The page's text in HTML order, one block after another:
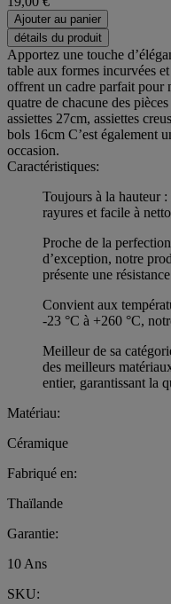
Ajouter au panier
détails du produit
Apportez une touche
table aux formes incurvées
offrent un cadre parfait pour
quatre de chacune des
assiettes 27cm, assiettes
bols 16cm C’est également
occasion.
Caractéristiques:
Toujours à la hauteur :
rayures et facile à
Proche de la
d’exception, notre
présente une
Convient aux
-23 °C à +260 °C,
Meilleur de sa
des meilleurs
entier, garantissant la
Matériau:
Céramique
Fabriqué en:
Thaïlande
Garantie:
10 Ans
SKU: